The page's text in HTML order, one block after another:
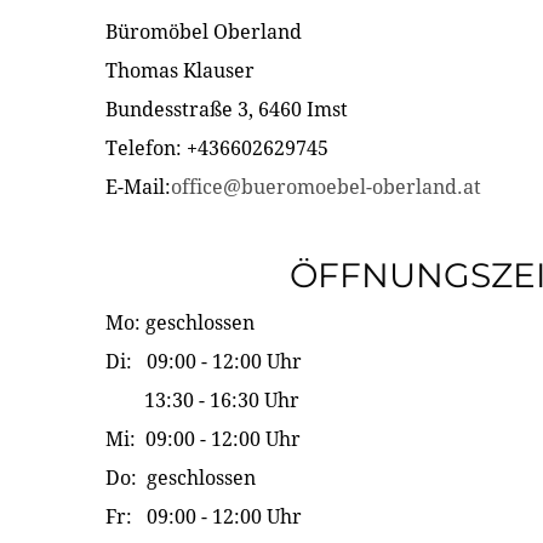
Büromöbel Oberland
Thomas Klauser
Bundesstraße 3, 6460 Imst
Telefon: +436602629745
E-Mail:office@bueromoebel-oberland.at
Mo: geschlossen
Di: 09:00 - 12:00 Uhr
13:30 - 16:30 Uhr
Mi: 09:00 - 12:00 Uhr
Do: geschlossen
Fr: 09:00 - 12:00 Uhr